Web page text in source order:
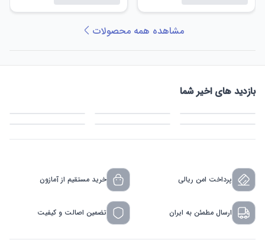
مشاهده همه محصولات
بازدید های اخیر شما
پرداخت امن ریالی خرید مستقیم از آمازون
ارسال مطمئن به ایران تضمین اصالت و کیفیت